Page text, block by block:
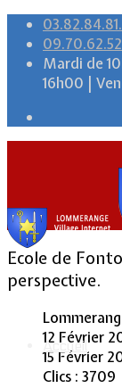
Mardi de
16h00 |
Accueil
Ecole de
perspective.
12 Février
15 Février
Clics : 3709